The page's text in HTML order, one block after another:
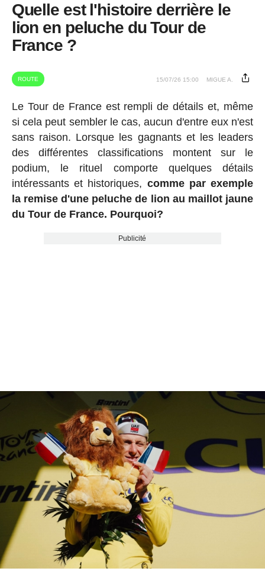
Quelle est l'histoire derrière le
lion en peluche du Tour de
France ?
ROUTE 15/07/26 15:00 MIGUE A.
Le Tour de France est rempli de détails et, même
si cela peut sembler le cas, aucun d'entre eux n'est
sans raison. Lorsque les gagnants et les leaders
des différentes classifications montent sur le
podium, le rituel comporte quelques détails
intéressants et historiques, comme par exemple
la remise d'une peluche de lion au maillot jaune
du Tour de France. Pourquoi?
Publicité